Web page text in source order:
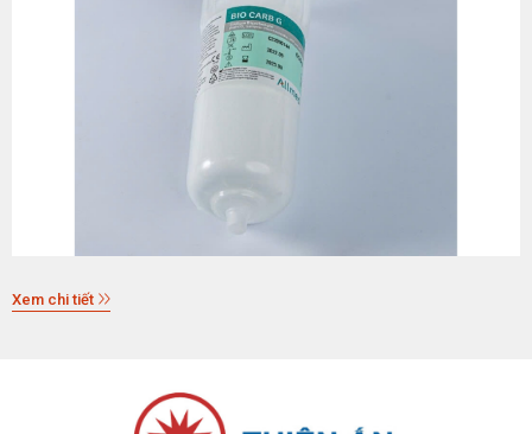
Xem chi tiết